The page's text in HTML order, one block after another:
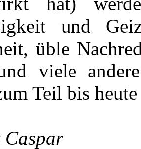
und
üble
viele
Teil bis